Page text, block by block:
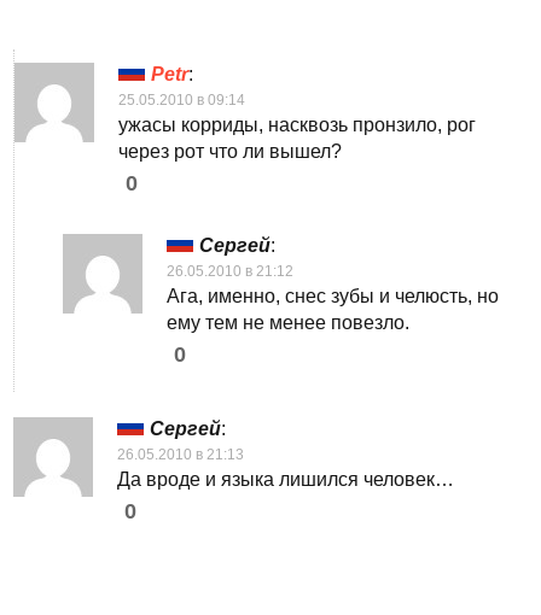
Petr:
25.05.2010 в 09:14
ужасы корриды, насквозь пронзило, рог
через рот что ли вышел?
0
Сергей:
26.05.2010 в 21:12
Ага, именно, снес зубы и челюсть, но
ему тем не менее повезло.
0
Сергей:
26.05.2010 в 21:13
Да вроде и языка лишился человек…
0